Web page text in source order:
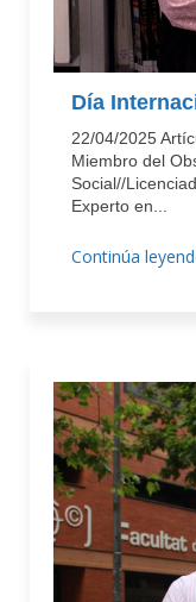
Día
22/04/2025
Miembro del
Social//
Experto en...
Continúa